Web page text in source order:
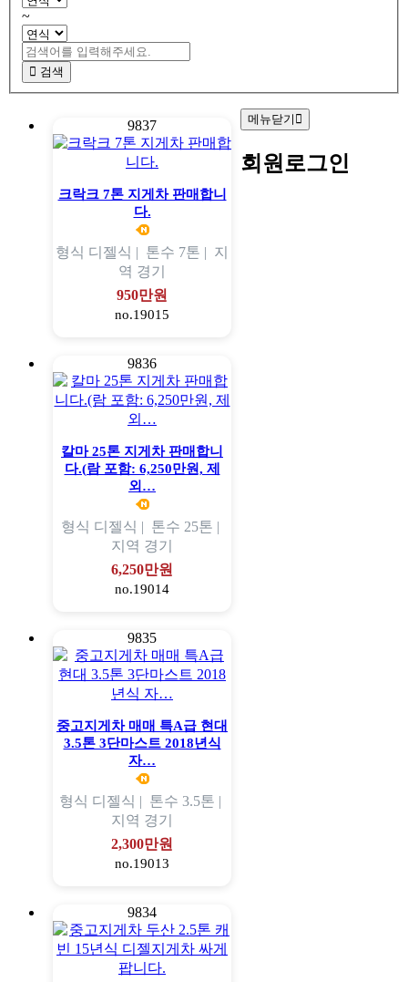
~
검색
9837
크락크 7톤 지게차 판매합니
다.
형식 디젤식 | 톤수 7톤 | 지
역 경기
950만원
no.19015
9836
칼마 25톤 지게차 판매합니
다.(람 포함: 6,250만원, 제
외…
형식 디젤식 | 톤수 25톤 |
지역 경기
6,250만원
no.19014
9835
중고지게차 매매 특A급 현대
3.5톤 3단마스트 2018년식
자…
형식 디젤식 | 톤수 3.5톤 |
지역 경기
2,300만원
no.19013
9834
메뉴닫기
회원로그인